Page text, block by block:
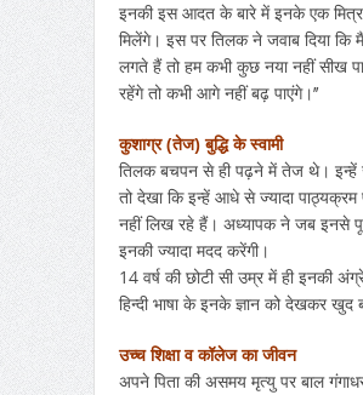
इनकी इस आदत के बारे में इनके एक मित्र
मिलेंगे। इस पर तिलक ने जवाब दिया कि
लगते हैं तो हम कभी कुछ नया नहीं सीख
रहेंगे तो कभी आगे नहीं बढ़ पाएंगे।’’
कुशाग्र (तेज) बुद्धि के स्वामी
तिलक बचपन से ही पढ़ने में तेज थे। इन्हें
तो देखा कि इन्हें आधे से ज्यादा
नहीं लिख रहे हैं। अध्यापक ने जब इनसे
इनकी ज्यादा मदद करेंगी।
14 वर्ष की छोटी सी उम्र में ही
हिन्दी भाषा के इनके ज्ञान को देखकर
उच्च शिक्षा व कॉलेज का जीवन
अपने पिता की असमय मृत्यु पर बाल